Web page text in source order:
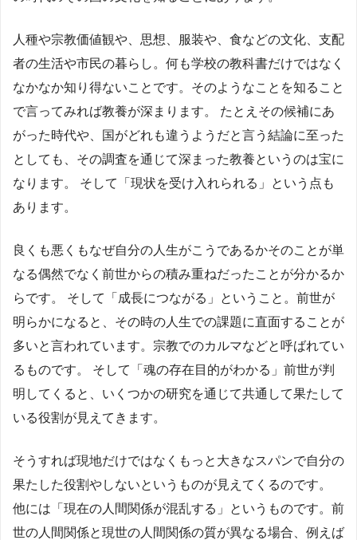
人種や宗教価値観や、思想、服装や、食などの文化、支配
者の生活や市民の暮らし。何も学校の教科書だけではなく
なかなか知り得ないことです。そのようなことを知ること
で言ってみれば教養が深まります。 たとえその候補にあ
がった時代や、国がどれも違うようだと言う結論に至った
としても、その調査を通じて深まった教養というのは宝に
なります。 そして「現状を受け入れられる」という点も
あります。
良くも悪くもなぜ自分の人生がこうであるかそのことが単
なる偶然でなく前世からの積み重ねだったことが分かるか
らです。 そして「成長につながる」ということ。前世が
明らかになると、その時の人生での課題に直面することが
多いと言われています。宗教でのカルマなどと呼ばれてい
るものです。 そして「魂の存在目的がわかる」前世が判
明してくると、いくつかの研究を通じて共通して果たして
いる役割が見えてきます。
そうすれば現地だけではなくもっと大きなスパンで自分の
果たした役割やしないというものが見えてくるのです。
他には「現在の人間関係が混乱する」というものです。前
世の人間関係と現世の人間関係の質が異なる場合、例えば